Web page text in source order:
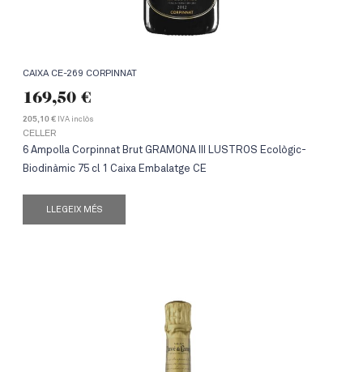
CAIXA CE-269 CORPINNAT
169,50 €
205,10 € IVA inclòs
CELLER
6 Ampolla Corpinnat Brut GRAMONA III LUSTROS Ecològic-
Biodinàmic 75 cl 1 Caixa Embalatge CE
LLEGEIX MÉS